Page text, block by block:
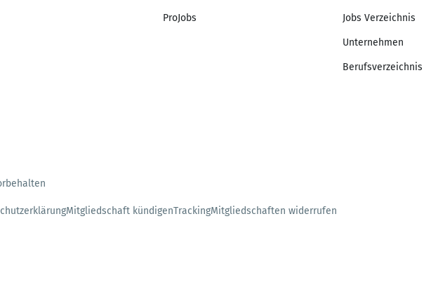
ProJobs Jobs Verzeichnis
Unternehmen
Berufsverzeichnis
Mitgliedschaft kündigenTrackingMitgliedschaften widerrufen